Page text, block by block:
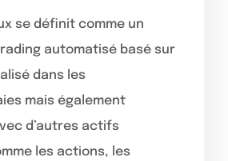
se définit comme un
automatisé basé sur
dans les
mais également
d’autres actifs
les actions, les